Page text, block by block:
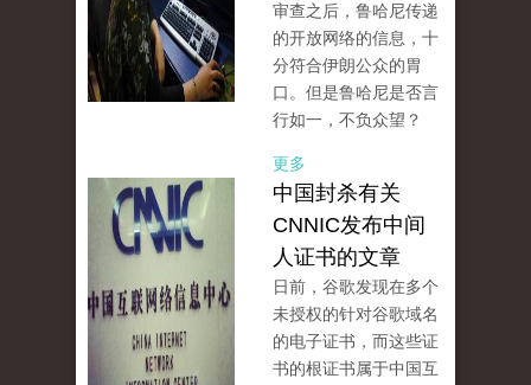
审查之后，鲁哈尼传递
的开放网络的信息，十
分符合伊朗公众的胃
口。但是鲁哈尼是否言
行如一，不负众望？
更多
中国封杀有关
CNNIC发布中间
人证书的文章
日前，谷歌发现在多个
未授权的针对谷歌域名
的电子证书，而这些证
书的根证书属于中国互